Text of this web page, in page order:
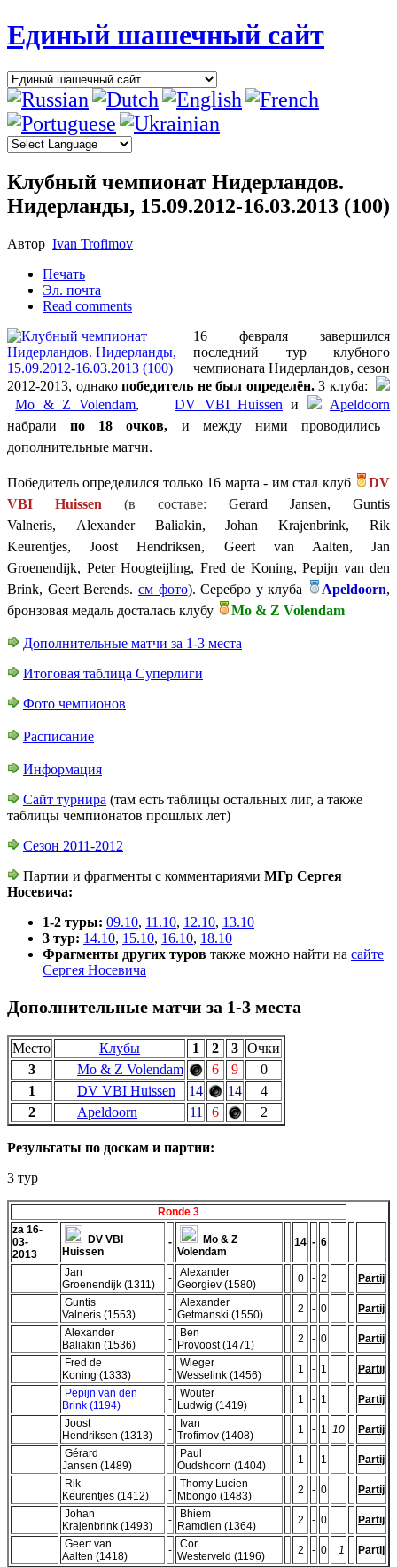
Единый шашечный сайт
Клубный чемпионат Нидерландов.
Нидерланды, 15.09.2012-16.03.2013 (100)
Автор Ivan Trofimov
Печать
Эл. почта
Read comments
16 февраля завершился
последний тур клубного
чемпионата Нидерландов, сезон
2012-2013, однакопобедитель не был определён.3 клуба:
Mo & Z Volendam, DV VBI Huissen и
Apeldoorn
набралипо 18 очков, и между ними проводились
дополнительные матчи.
Победитель определился только 16 марта - им стал клуб
DV
VBI Huissen (в составе: Gerard Jansen, Guntis
Valneris, Alexander Baliakin,Johan Krajenbrink,Rik
Keurentjes,Joost Hendriksen, Geert van Aalten,Jan
Groenendijk, Peter Hoogteijling, Fred de Koning, Pepijn van den
Brink, Geert Berends. см фото). Серебро у клуба Apeldoorn,
бронзовая медаль досталась клубу
Mo & Z Volendam
Дополнительные матчи за 1-3 места
Итоговая таблица Суперлиги
Фото чемпионов
Расписание
Информация
Сайт турнира (там есть таблицы остальных лиг, а также
таблицы чемпионатов прошлых лет)
Сезон 2011-2012
Партии и фрагменты с комментариями МГр Сергея
Носевича:
1-2 туры: 09.10, 11.10, 12.10, 13.10
3 тур: 14.10, 15.10, 16.10, 18.10
Фрагменты других туров также можно найти на сайте
Сергея Носевича
Дополнительные матчи за 1-3 места
Место Клубы 1 2 3 Очки
3
Mo & Z Volendam 6 9
0
1
DV VBI Huissen 14 14
4
2
Apeldoorn 11 6 2
Результаты по доскам и партии:
3 тур
Ronde 3
za 16-
03-
2013
DV VBI
Huissen
-
Mo & Z
Volendam
14 - 6
Jan
Groenendijk (1311)
-
Alexander
Georgiev (1580)
0 - 2
Partij
Guntis
Valneris (1553)
-
Alexander
Getmanski (1550)
2 - 0
Partij
Alexander
Baliakin (1536)
-
Ben
Provoost (1471)
2 - 0
Partij
Fred de
Koning (1333)
-
Wieger
Wesselink (1456)
1 - 1
Partij
Pepijn van den
Brink (1194)
-
Wouter
Ludwig (1419)
1 - 1
Partij
Joost
Hendriksen (1313)
-
Ivan
Trofimov (1408)
1 - 1 10
Partij
Gérard
Jansen (1489)
-
Paul
Oudshoorn (1404)
1 - 1
Partij
Rik
Keurentjes (1412)
-
Thomy Lucien
Mbongo (1483)
2 - 0
Partij
Johan
Krajenbrink (1493)
-
Bhiem
Ramdien (1364)
2 - 0
Partij
Geert van
Aalten (1418)
-
Cor
Westerveld (1196)
2 - 0 1 Partij